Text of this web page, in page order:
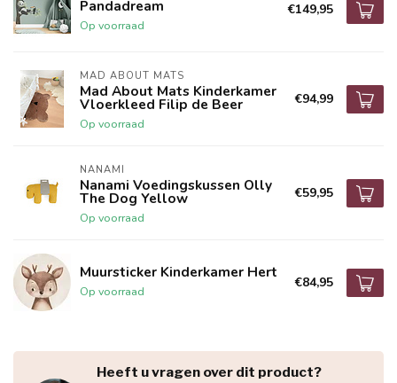
Pandadream
Op voorraad
€149,95
MAD ABOUT MATS
Mad About Mats Kinderkamer
Vloerkleed Filip de Beer
Op voorraad
€94,99
NANAMI
Nanami Voedingskussen Olly
The Dog Yellow
Op voorraad
€59,95
Muursticker Kinderkamer Hert
Op voorraad
€84,95
Heeft u vragen over dit product?